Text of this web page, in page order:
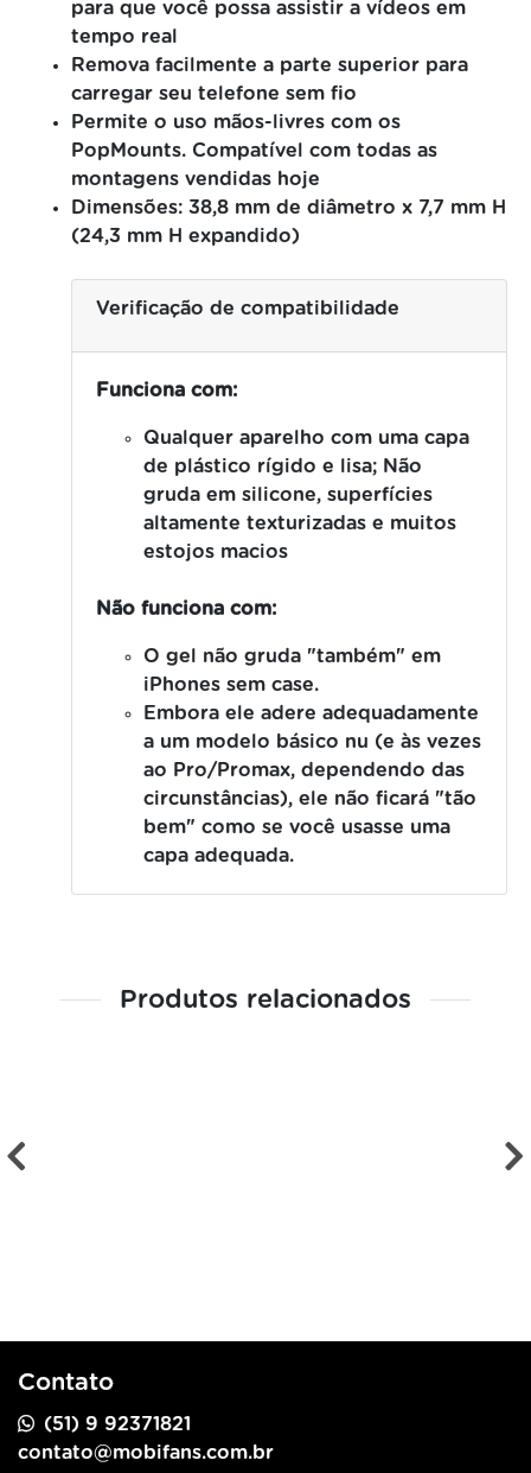
para que você possa assistir a vídeos em
tempo real
Remova facilmente a parte superior para
carregar seu telefone sem fio
Permite o uso mãos-livres com os
PopMounts. Compatível com todas as
montagens vendidas hoje
Dimensões: 38,8 mm de diâmetro x 7,7 mm H
(24,3 mm H expandido)
Verificação de compatibilidade
Funciona com:
Qualquer aparelho com uma capa
de plástico rígido e lisa; Não
gruda em silicone, superfícies
altamente texturizadas e muitos
estojos macios
Não funciona com:
O gel não gruda "também" em
iPhones sem case.
Embora ele adere adequadamente
a um modelo básico nu (e às vezes
ao Pro/Promax, dependendo das
circunstâncias), ele não ficará "tão
bem" como se você usasse uma
capa adequada.
Produtos relacionados
Contato
(51) 9 92371821
contato@mobifans.com.br